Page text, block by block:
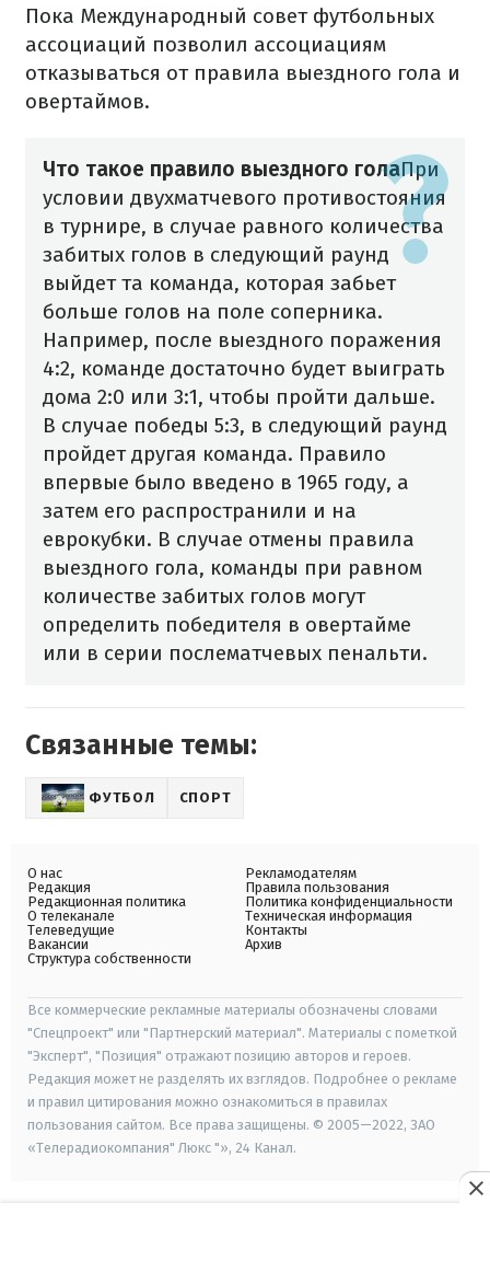
Пока Международный совет футбольных
ассоциаций позволил ассоциациям
отказываться от правила выездного гола и
овертаймов.
Что такое правило выездного голаПри
условии двухматчевого противостояния
в турнире, в случае равного количества
забитых голов в следующий раунд
выйдет та команда, которая забьет
больше голов на поле соперника.
Например, после выездного поражения
4:2, команде достаточно будет выиграть
дома 2:0 или 3:1, чтобы пройти дальше.
В случае победы 5:3, в следующий раунд
пройдет другая команда. Правило
впервые было введено в 1965 году, а
затем его распространили и на
еврокубки. В случае отмены правила
выездного гола, команды при равном
количестве забитых голов могут
определить победителя в овертайме
или в серии послематчевых пенальти.
Связанные темы:
ФУТБОЛ СПОРТ
О нас
Редакция
Редакционная политика
О телеканале
Телеведущие
Вакансии
Структура собственности
Рекламодателям
Правила пользования
Политика конфиденциальности
Техническая информация
Контакты
Архив
Все коммерческие рекламные материалы обозначены словами
"Спецпроект" или "Партнерский материал". Материалы с пометкой
"Эксперт", "Позиция" отражают позицию авторов и героев.
Редакция может не разделять их взглядов. Подробнее о рекламе
и правил цитирования можно ознакомиться в правилах
пользования сайтом. Все права защищены. © 2005—2022, ЗАО
«Телерадиокомпания" Люкс "», 24 Канал.